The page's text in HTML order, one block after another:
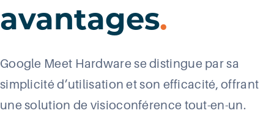
avantages.
Google Meet Hardware se distingue par sa
simplicité d’utilisation et son efficacité, offrant
une solution de visioconférence tout-en-un.